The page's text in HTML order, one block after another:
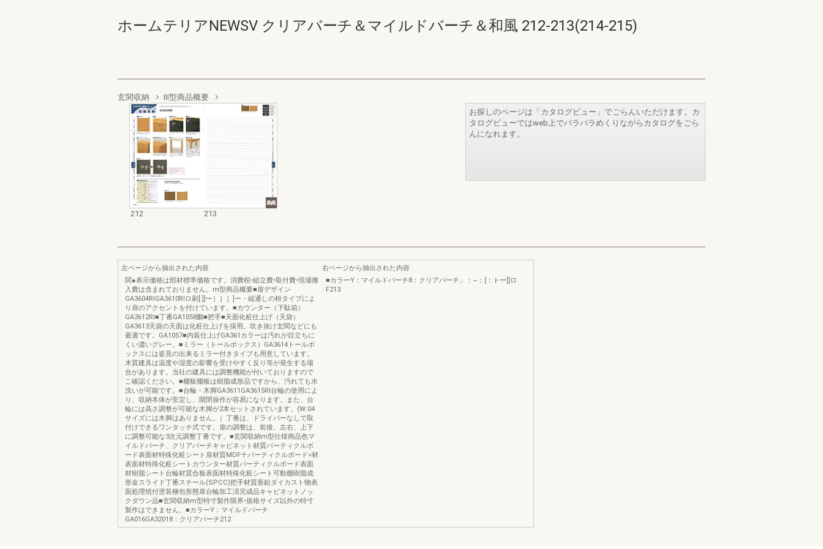
ホームテリアNEWSV クリアバーチ＆マイルドバーチ＆和風 212-213(214-215)
玄関収納 III型商品概要
212 213
お探しのページは「カタログビュー」でごらんいただけます。カ
タログビューではweb上でパラパラめくりながらカタログをごら
んになれます。
左ページから抽出された内容
関●表示価格は部材標準価格です。消費税•組立費•取付費•現場搬
入費は含まれておりません。m型商品概要■扉デザイン
GA3604RlGA3610Rlロ刷[:]]ー］］］]ー・縦通しの桓タイプによ
り扉のアクセントを付けています。■カウンター（下駄箱）
GA3612Rl■丁番GA1058鵬■把手■天面化粧仕上げ（天袋）
GA3613天袋の天面は化粧仕上げを採用。吹き抜け玄関などにも
最適です。GA1057■内装仕上げGA361カラーは汚れが目立ちに
くい濃いグレー。■ミラー（トールボックス）GA3614トールボ
ックスには姿見の出来るミラー付きタイプも用意しています。
木質建具は温度や湿度の影響を受けやすく反り等が発生する場
合があります。当社の建具には調整機能が付いておりますので
こ確認ください。■棚板棚板は樹脂成形品ですから、汚れても水
洗いが可能です。■台輪・木脚GA3611GA3615Rl台輪の使用によ
り、収納本体が安定し、開閉操作が容易になります。また、台
輪には高さ調整が可能な木脚が2本セットされています。(W:04
サイズには木脚はありません。）丁番は、ドライバーなしで取
付けできるワンタッチ式です。扉の調整は、前後、左右、上下
に調整可能な3次元調整丁番です。■玄関収納m型仕様商品色マ
イルドバーチ、クリアバーチキャピネット材質パーティクルボ
ード表面材特殊化粧シート扉材質MDF十パーティクルボード>材
表面材特殊化粧シートカウンター材質パーティクルボード表面
材樹脂シート台輪材質合板表面材特殊化粧シート可動棚樹脂成
形金スライド丁番スチール(SPCC)把手材質亜鉛ダイカスト物表
面処理焼付塗装梱包形態扉台輪加工済完成品キャビネットノッ
クダウン品■玄関収納m型特寸製作限界•規格サイズ以外の特寸
製作はできません。■カラーY：マイルドバーチ
GA016GA32018：クリアバーチ212
右ページから抽出された内容
■カラーY：マイルドバーチ8：クリアバーチ」：~；[：トー[[ロ
F213